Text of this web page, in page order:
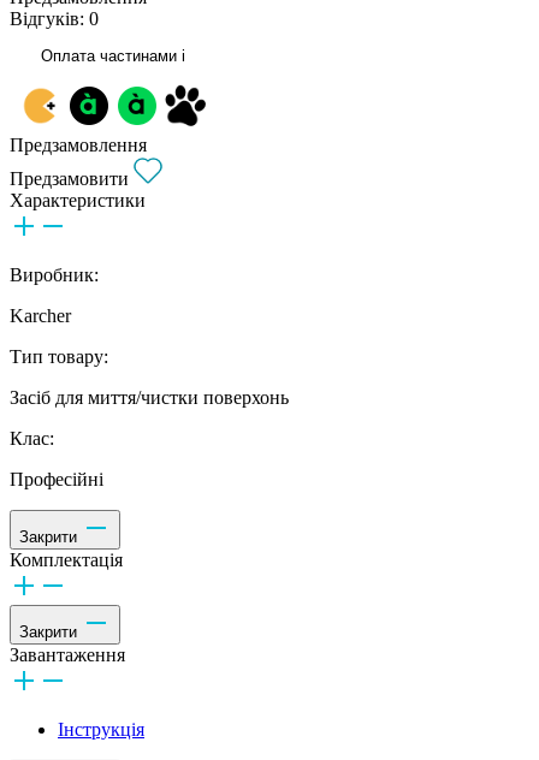
Відгуків: 0
Оплата частинами i
Предзамовлення
Предзамовити
Характеристики
Виробник:
Karcher
Тип товару:
Засіб для миття/чистки поверхонь
Клас:
Професійні
Закрити
Комплектація
Закрити
Завантаження
Інструкція